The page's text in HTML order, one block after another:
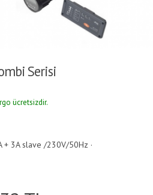
Serisi
ücretsizdir.
3A slave /230V/50Hz ·